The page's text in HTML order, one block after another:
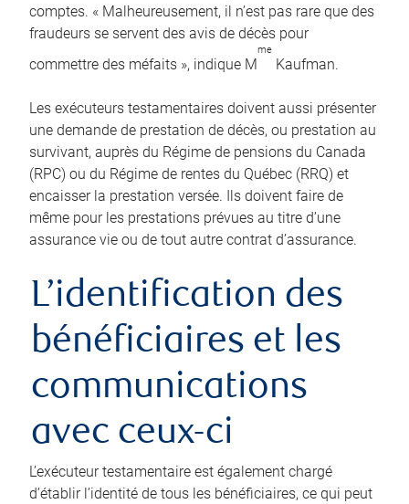
comptes. « Malheureusement, il n’est pas rare que des
fraudeurs se servent des avis de décès pour
commettre des méfaits », indique M
me
Kaufman.
Les exécuteurs testamentaires doivent aussi présenter
une demande de prestation de décès, ou prestation au
survivant, auprès du Régime de pensions du Canada
(RPC) ou du Régime de rentes du Québec (RRQ) et
encaisser la prestation versée. Ils doivent faire de
même pour les prestations prévues au titre d’une
assurance vie ou de tout autre contrat d’assurance.
L’identification des
bénéficiaires et les
communications
avec ceux-ci
L’exécuteur testamentaire est également chargé
d’établir l’identité de tous les bénéficiaires, ce qui peut